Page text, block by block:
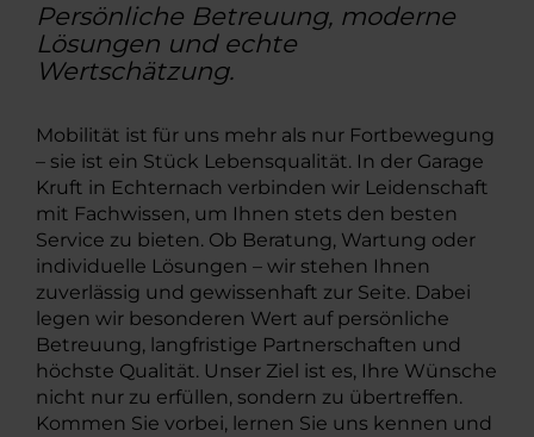
Persönliche Betreuung, moderne
Lösungen und echte
Wertschätzung.
Mobilität ist für uns mehr als nur Fortbewegung
– sie ist ein Stück Lebensqualität. In der Garage
Kruft in Echternach verbinden wir Leidenschaft
mit Fachwissen, um Ihnen stets den besten
Service zu bieten. Ob Beratung, Wartung oder
individuelle Lösungen – wir stehen Ihnen
zuverlässig und gewissenhaft zur Seite. Dabei
legen wir besonderen Wert auf persönliche
Betreuung, langfristige Partnerschaften und
höchste Qualität. Unser Ziel ist es, Ihre Wünsche
nicht nur zu erfüllen, sondern zu übertreffen.
Kommen Sie vorbei, lernen Sie uns kennen und